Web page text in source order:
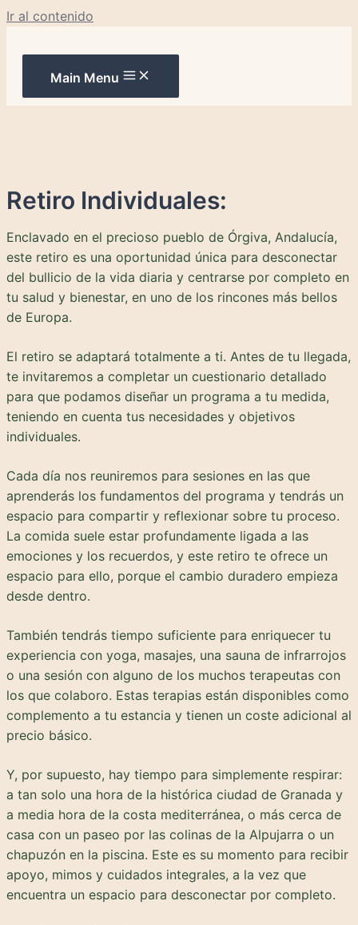
Ir al contenido
Main Menu
Retiro Individuales:
Enclavado en el precioso pueblo de Órgiva, Andalucía,
este retiro es una oportunidad única para desconectar
del bullicio de la vida diaria y centrarse por completo en
tu salud y bienestar, en uno de los rincones más bellos
de Europa.
El retiro se adaptará totalmente a ti. Antes de tu llegada,
te invitaremos a completar un cuestionario detallado
para que podamos diseñar un programa a tu medida,
teniendo en cuenta tus necesidades y objetivos
individuales.
Cada día nos reuniremos para sesiones en las que
aprenderás los fundamentos del programa y tendrás un
espacio para compartir y reflexionar sobre tu proceso.
La comida suele estar profundamente ligada a las
emociones y los recuerdos, y este retiro te ofrece un
espacio para ello, porque el cambio duradero empieza
desde dentro.
También tendrás tiempo suficiente para enriquecer tu
experiencia con yoga, masajes, una sauna de infrarrojos
o una sesión con alguno de los muchos terapeutas con
los que colaboro. Estas terapias están disponibles como
complemento a tu estancia y tienen un coste adicional al
precio básico.
Y, por supuesto, hay tiempo para simplemente respirar:
a tan solo una hora de la histórica ciudad de Granada y
a media hora de la costa mediterránea, o más cerca de
casa con un paseo por las colinas de la Alpujarra o un
chapuzón en la piscina. Este es su momento para recibir
apoyo, mimos y cuidados integrales, a la vez que
encuentra un espacio para desconectar por completo.